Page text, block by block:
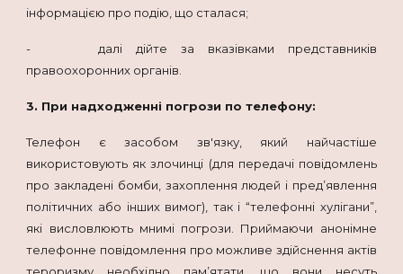
інформацією про подію, що сталася;
- далі дійте за вказівками представників
правоохоронних органів.
3. При надходженні погрози по телефону:
Телефон є засобом зв'язку, який найчастіше
використовують як злочинці (для передачі повідомлень
про закладені бомби, захоплення людей і пред’явлення
політичних або інших вимог), так і “телефонні хулігани”,
які висловлюють мнимі погрози. Приймаючи анонімне
телефонне повідомлення про можливе здійснення актів